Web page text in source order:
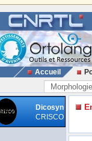
Accueil
Morphologie
Dicosyn
CRISCO